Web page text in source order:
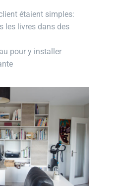
étaient simples:
les livres dans des
pour y installer